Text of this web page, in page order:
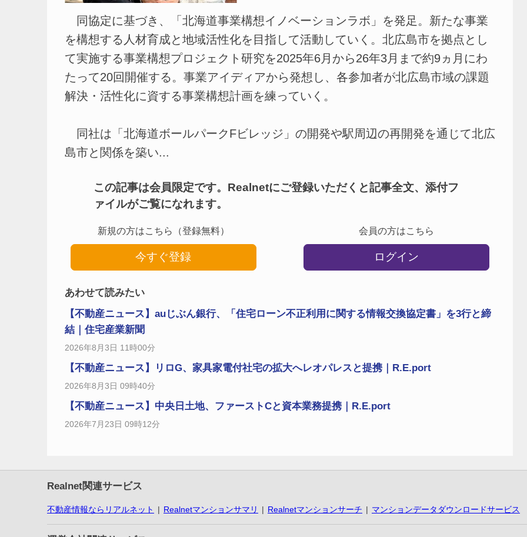
同協定に基づき、「北海道事業構想イノベーションラボ」を発足。新たな事業
を構想する人材育成と地域活性化を目指して活動していく。北広島市を拠点とし
て実施する事業構想プロジェクト研究を2025年6月から26年3月まで約9ヵ月にわ
たって20回開催する。事業アイディアから発想し、各参加者が北広島市域の課題
解決・活性化に資する事業構想計画を練っていく。
同社は「北海道ボールパークFビレッジ」の開発や駅周辺の再開発を通じて北広
島市と関係を築い...
この記事は会員限定です。Realnetにご登録いただくと記事全文、添付フ
ァイルがご覧になれます。
新規の方はこちら（登録無料）
今すぐ登録
会員の方はこちら
ログイン
あわせて読みたい
【不動産ニュース】auじぶん銀行、「住宅ローン不正利用に関する情報交換協定書」を3行と締
結｜住宅産業新聞
2026年8月3日 11時00分
【不動産ニュース】リロG、家具家電付社宅の拡大へレオパレスと提携｜R.E.port
2026年8月3日 09時40分
【不動産ニュース】中央日土地、ファーストCと資本業務提携｜R.E.port
2026年7月23日 09時12分
Realnet関連サービス
不動産情報ならリアルネット Realnetマンションサマリ Realnetマンションサーチ マンションデータダウンロードサービス